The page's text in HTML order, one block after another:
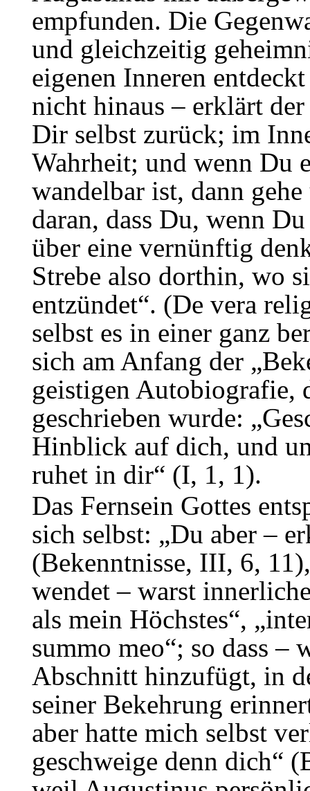
empfunden. Die
und gleichzeitig
eigenen Inneren
nicht hinaus – erklärt
Dir selbst zurück; im
Wahrheit; und wenn Du
wandelbar ist, dann
daran, dass Du, wenn
über eine vernünftig
Strebe also dorthin, wo
entzündet“. (De vera
selbst es in einer ganz
sich am Anfang der
geistigen Autobiografie,
geschrieben wurde:
Hinblick auf dich, und
ruhet in dir“ (I, 1, 1).
Das Fernsein Gottes
sich selbst: „Du aber –
(Bekenntnisse, III, 6,
wendet – warst
als mein Höchstes“,
summo meo“; so dass –
Abschnitt hinzufügt, in
seiner Bekehrung
aber hatte mich selbst
geschweige denn dich“